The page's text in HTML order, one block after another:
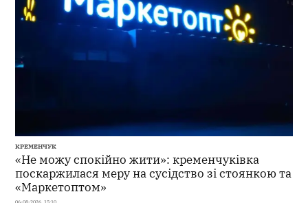
КРЕМЕНЧУК
«Не можу спокійно жити»: кременчуківка
поскаржилася меру на сусідство зі стоянкою та
«Маркетоптом»
06-08-2026, 15:10